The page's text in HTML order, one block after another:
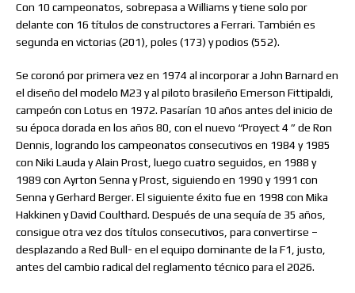
Con 10 campeonatos, sobrepasa a Williams y tiene solo por
delante con 16 títulos de constructores a Ferrari. También es
segunda en victorias (201), poles (173) y podios (552).
Se coronó por primera vez en 1974 al incorporar a John Barnard en
el diseño del modelo M23 y al piloto brasileño Emerson Fittipaldi,
campeón con Lotus en 1972. Pasarían 10 años antes del inicio de
su época dorada en los años 80, con el nuevo “Proyect 4 ” de Ron
Dennis, logrando los campeonatos consecutivos en 1984 y 1985
con Niki Lauda y Alain Prost, luego cuatro seguidos, en 1988 y
1989 con Ayrton Senna y Prost, siguiendo en 1990 y 1991 con
Senna y Gerhard Berger. El siguiente éxito fue en 1998 con Mika
Hakkinen y David Coulthard. Después de una sequía de 35 años,
consigue otra vez dos títulos consecutivos, para convertirse –
desplazando a Red Bull- en el equipo dominante de la F1, justo,
antes del cambio radical del reglamento técnico para el 2026.